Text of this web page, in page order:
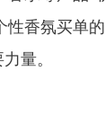
香氛买单
量。